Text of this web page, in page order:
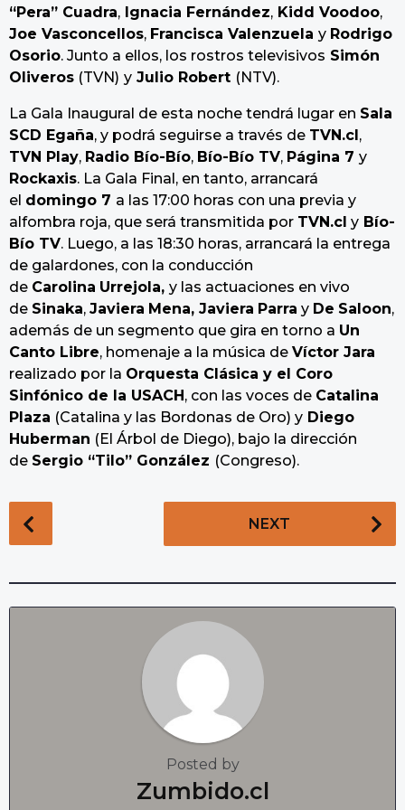
“Pera” Cuadra, Ignacia Fernández, Kidd Voodoo,
Joe Vasconcellos, Francisca Valenzuela y Rodrigo
Osorio. Junto a ellos, los rostros televisivos Simón
Oliveros (TVN) y Julio Robert (NTV).
La Gala Inaugural de esta noche tendrá lugar en Sala
SCD Egaña, y podrá seguirse a través de TVN.cl ,
TVN Play, Radio Bío-Bío, Bío-Bío TV, Página 7 y
Rockaxis. La Gala Final, en tanto, arrancará
el domingo 7 a las 17:00 horas con una previa y
alfombra roja, que será transmitida por TVN.cl y Bío-
Bío TV. Luego, a las 18:30 horas, arrancará la entrega
de galardones, con la conducción
de Carolina Urrejola, y las actuaciones en vivo
de Sinaka, Javiera Mena, Javiera Parra y De Saloon,
además de un segmento que gira en torno a Un
Canto Libre, homenaje a la música de Víctor Jara
realizado por la Orquesta Clásica y el Coro
Sinfónico de la USACH , con las voces de Catalina
Plaza (Catalina y las Bordonas de Oro) y Diego
Huberman (El Árbol de Diego), bajo la dirección
de Sergio “Tilo” González (Congreso).
o
t
P
NEXT
Posted by
Zumbido.cl